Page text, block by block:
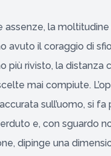
assenze, la
avuto il coraggio di
più rivisto, la distanza
mai compiute.
sull’uomo, si
e, con sguardo
dipinge una